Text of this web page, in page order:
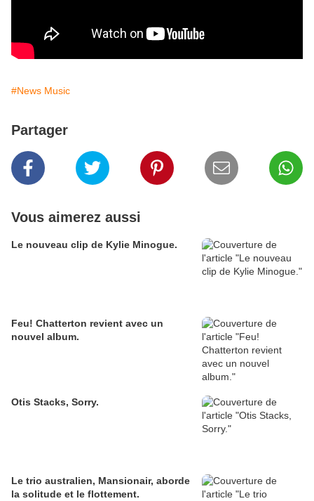
#News Music
Partager
Vous aimerez aussi
Le nouveau clip de Kylie Minogue.
Feu! Chatterton revient avec un
nouvel album.
Otis Stacks, Sorry.
Le trio australien, Mansionair, aborde
la solitude et le flottement.